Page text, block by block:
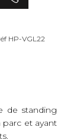
HP-VGL22
de standing
et ayant